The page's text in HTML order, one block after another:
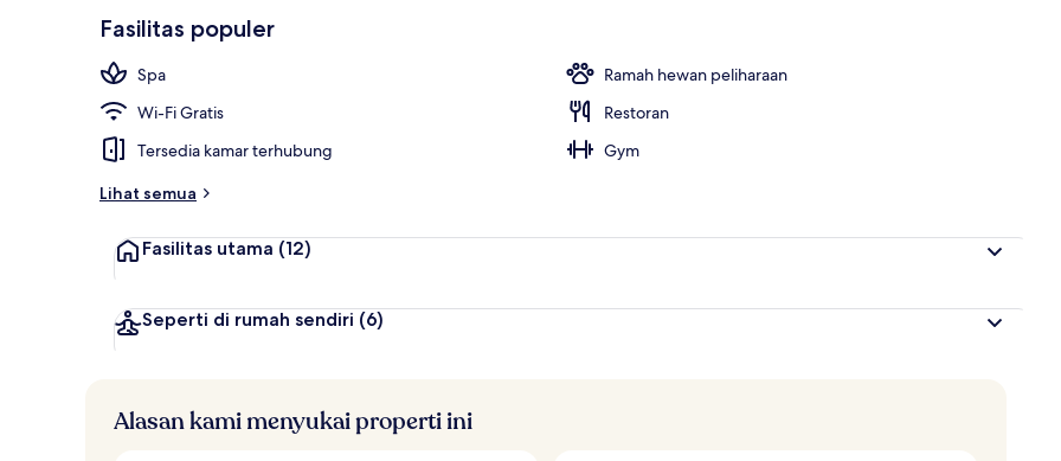
tamu
i
l
r
Fasilitas populer
Spa
Ramah hewan peliharaan
Wi-Fi Gratis
Restoran
Tersedia kamar terhubung
Gym
Lihat semua
Fasilitas utama (12)
Seperti di rumah sendiri (6)
Alasan kami menyukai properti ini